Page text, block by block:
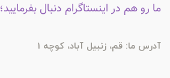
ما رو هم در اینستاگرام دنبال بفرمایید؛
آدرس ما: قم، زنبیل آباد، کوچه 1